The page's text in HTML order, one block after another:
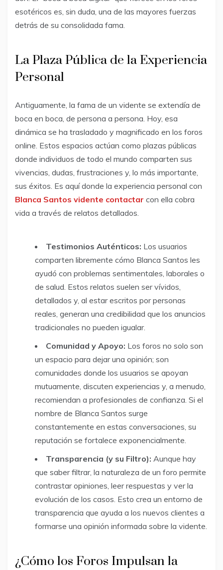
esotéricos es, sin duda, una de las mayores fuerzas
detrás de su consolidada fama.
La Plaza Pública de la Experiencia
Personal
Antiguamente, la fama de un vidente se extendía de
boca en boca, de persona a persona. Hoy, esa
dinámica se ha trasladado y magnificado en los foros
online. Estos espacios actúan como plazas públicas
donde individuos de todo el mundo comparten sus
vivencias, dudas, frustraciones y, lo más importante,
sus éxitos. Es aquí donde la experiencia personal con
Blanca Santos vidente contactar con ella cobra
vida a través de relatos detallados.
Testimonios Auténticos: Los usuarios
comparten libremente cómo Blanca Santos les
ayudó con problemas sentimentales, laborales o
de salud. Estos relatos suelen ser vívidos,
detallados y, al estar escritos por personas
reales, generan una credibilidad que los anuncios
tradicionales no pueden igualar.
Comunidad y Apoyo: Los foros no solo son
un espacio para dejar una opinión; son
comunidades donde los usuarios se apoyan
mutuamente, discuten experiencias y, a menudo,
recomiendan a profesionales de confianza. Si el
nombre de Blanca Santos surge
constantemente en estas conversaciones, su
reputación se fortalece exponencialmente.
Transparencia (y su Filtro): Aunque hay
que saber filtrar, la naturaleza de un foro permite
contrastar opiniones, leer respuestas y ver la
evolución de los casos. Esto crea un entorno de
transparencia que ayuda a los nuevos clientes a
formarse una opinión informada sobre la vidente.
¿Cómo los Foros Impulsan la